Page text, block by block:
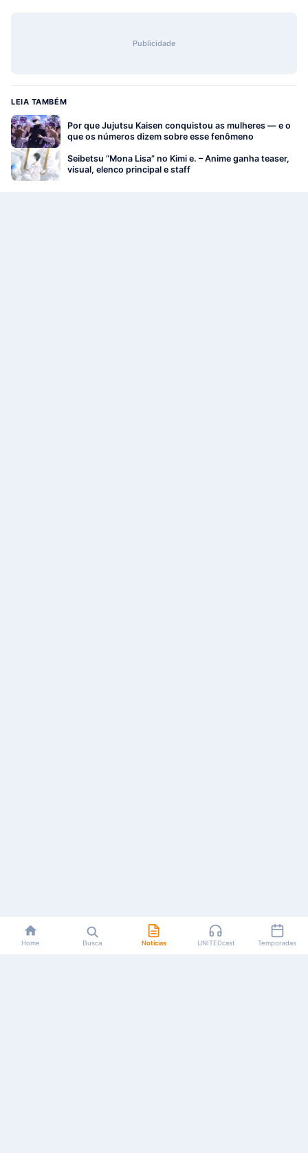
Publicidade
LEIA TAMBÉM
Por que Jujutsu Kaisen conquistou as mulheres — e o
que os números dizem sobre esse fenômeno
Seibetsu “Mona Lisa” no Kimi e. – Anime ganha teaser,
visual, elenco principal e staff
Home Busca Notícias UNITEDcast Temporadas